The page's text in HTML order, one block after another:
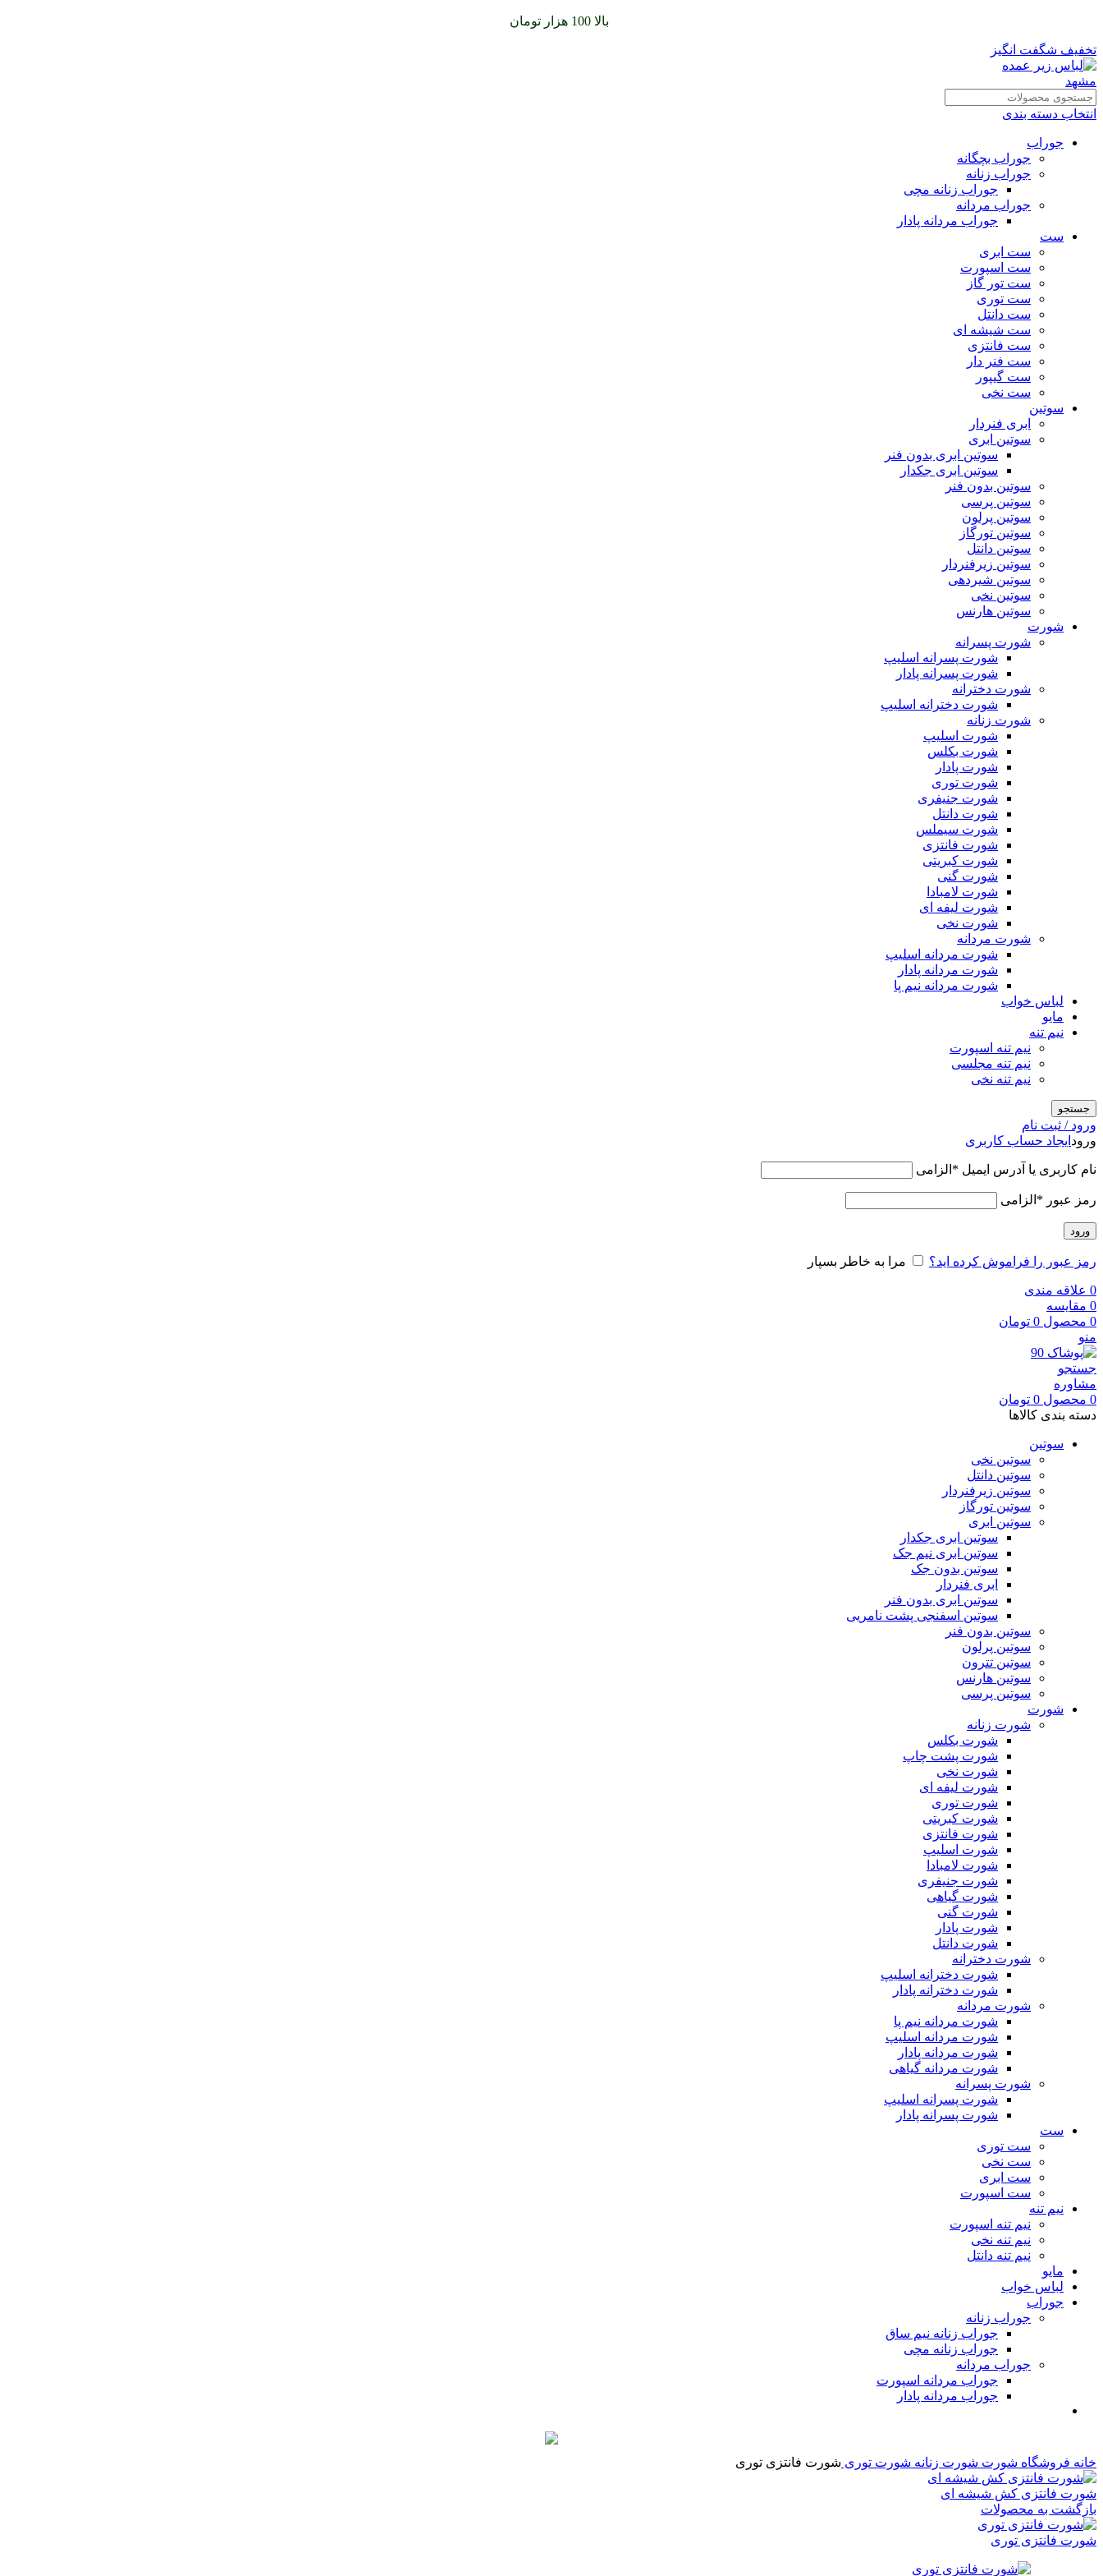
بالا 100 هزار تومان
تخفیف شگفت انگیز
انتخاب دسته بندی
جوراب
جوراب بچگانه
جوراب زنانه
جوراب زنانه مچی
جوراب مردانه
جوراب مردانه پادار
ست
ست ابری
ست اسپورت
ست تور گاز
ست توری
ست دانتل
ست شیشه ای
ست فانتزی
ست فنر دار
ست گیپور
ست نخی
سوتین
ابری فنردار
سوتین ابری
سوتین ابری بدون فنر
سوتین ابری جکدار
سوتین بدون فنر
سوتین پرسی
سوتین پرلون
سوتین تورگاز
سوتین دانتل
سوتین زیرفنردار
سوتین شیردهی
سوتین نخی
سوتین هارنس
شورت
شورت پسرانه
شورت پسرانه اسلیپ
شورت پسرانه پادار
شورت دخترانه
شورت دخترانه اسلیپ
شورت زنانه
شورت اسلیپ
شورت بکلس
شورت پادار
شورت توری
شورت جنیفری
شورت دانتل
شورت سیملس
شورت فانتزی
شورت کبریتی
شورت گنی
شورت لامبادا
شورت لیفه ای
شورت نخی
شورت مردانه
شورت مردانه اسلیپ
شورت مردانه پادار
شورت مردانه نیم پا
لباس خواب
مایو
نیم تنه
نیم تنه اسپورت
نیم تنه مجلسی
نیم تنه نخی
جستجو
ورود / ثبت نام
ورود ایجاد حساب کاربری
نام کاربری یا آدرس ایمیل * الزامی
رمز عبور * الزامی
ورود
رمز عبور را فراموش کرده اید؟ مرا به خاطر بسپار
0 علاقه مندی
0 مقایسه
0 محصول 0 تومان
منو
جستجو
مشاوره
0 محصول 0 تومان
دسته بندی کالاها
سوتین
سوتین نخی
سوتین دانتل
سوتین زیرفنردار
سوتین تورگاز
سوتین ابری
سوتین ابری جکدار
سوتین ابری نیم جک
سوتین بدون جک
ابری فنردار
سوتین ابری بدون فنر
سوتین اسفنجی پشت نامریی
سوتین بدون فنر
سوتین پرلون
سوتین تترون
سوتین هارنس
سوتین پرسی
شورت
شورت زنانه
شورت بکلس
شورت پشت چاپ
شورت نخی
شورت لیفه ای
شورت توری
شورت کبریتی
شورت فانتزی
شورت اسلیپ
شورت لامبادا
شورت جنیفری
شورت گیاهی
شورت گنی
شورت پادار
شورت دانتل
شورت دخترانه
شورت دخترانه اسلیپ
شورت دخترانه پادار
شورت مردانه
شورت مردانه نیم پا
شورت مردانه اسلیپ
شورت مردانه پادار
شورت مردانه گیاهی
شورت پسرانه
شورت پسرانه اسلیپ
شورت پسرانه پادار
ست
ست توری
ست نخی
ست ابری
ست اسپورت
نیم تنه
نیم تنه اسپورت
نیم تنه نخی
نیم تنه دانتل
مایو
لباس خواب
جوراب
جوراب زنانه
جوراب زنانه نیم ساق
جوراب زنانه مچی
جوراب مردانه
جوراب مردانه اسپورت
جوراب مردانه پادار
خانه فروشگاه شورت شورت زنانه شورت توری شورت فانتزی توری
شورت فانتزی کش شیشه ای
بازگشت به محصولات
شورت فانتزی توری